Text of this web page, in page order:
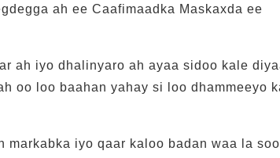
ah ee Caafimaadka Maskaxda ee
ah iyo dhalinyaro ah ayaa sidoo kale
oo loo baahan yahay si loo dhammeeyo
markabka iyo qaar kaloo badan waa la soo